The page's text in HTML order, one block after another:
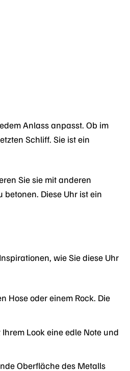
Anlass anpasst. Ob im
Schliff. Sie ist ein
Sie sie mit anderen
Diese Uhr ist ein
wie Sie diese Uhr
Hose oder einem Rock. Die
Look eine edle Note und
Oberfläche des Metalls